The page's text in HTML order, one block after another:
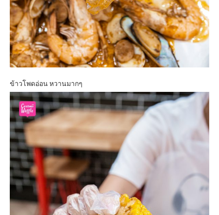
ข้าวโพดอ่อน หวานมากๆ